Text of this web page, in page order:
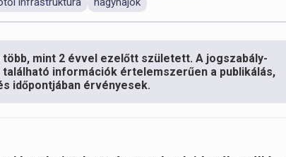
mint 2 évvel ezelőtt született. A jogszabály-
információk értelemszerűen a publikálás,
időpontjában érvényesek.